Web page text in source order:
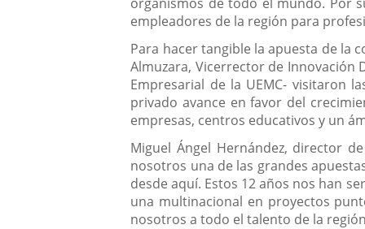
empleadores de la región para
Para hacer tangible la apuesta de la
Almuzara, Vicerrector de Innovación
Empresarial de la UEMC- visitaron
privado avance en favor del
empresas, centros educativos y un
Miguel Ángel Hernández, director
nosotros una de las grandes
desde aquí. Estos 12 años nos han
una multinacional en proyectos
nosotros a todo el talento de la